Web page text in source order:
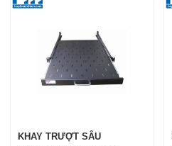
KHAY TRƯỢT SÂU